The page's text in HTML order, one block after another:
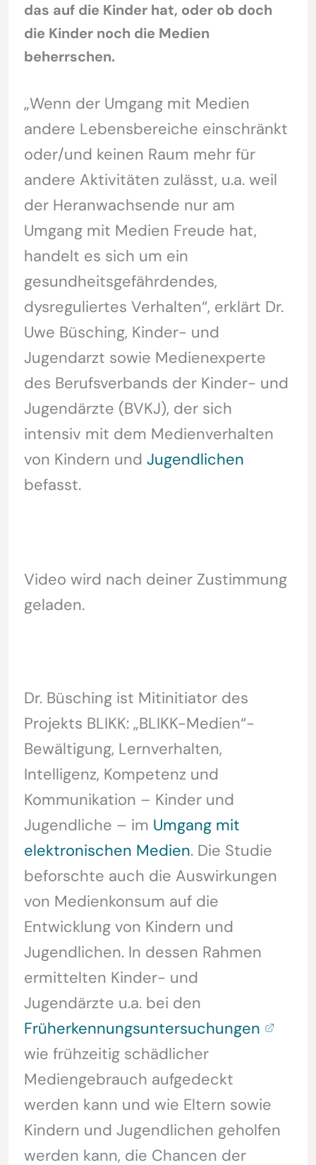
das auf die Kinder hat, oder ob doch
die Kinder noch die Medien
beherrschen.
„Wenn der Umgang mit Medien
andere Lebensbereiche einschränkt
oder/und keinen Raum mehr für
andere Aktivitäten zulässt, u.a. weil
der Heranwachsende nur am
Umgang mit Medien Freude hat,
handelt es sich um ein
gesundheitsgefährdendes,
dysreguliertes Verhalten“, erklärt Dr.
Uwe Büsching, Kinder- und
Jugendarzt sowie Medienexperte
des Berufsverbands der Kinder- und
Jugendärzte (BVKJ), der sich
intensiv mit dem Medienverhalten
von Kindern und Jugendlichen
befasst.
Video wird nach deiner Zustimmung
geladen.
Dr. Büsching ist Mitinitiator des
Projekts BLIKK: „BLIKK-Medien“-
Bewältigung, Lernverhalten,
Intelligenz, Kompetenz und
Kommunikation – Kinder und
Jugendliche – im Umgang mit
elektronischen Medien. Die Studie
beforschte auch die Auswirkungen
von Medienkonsum auf die
Entwicklung von Kindern und
Jugendlichen. In dessen Rahmen
ermittelten Kinder- und
Jugendärzte u.a. bei den
Früherkennungsuntersuchungen
wie frühzeitig schädlicher
Mediengebrauch aufgedeckt
werden kann und wie Eltern sowie
Kindern und Jugendlichen geholfen
werden kann, die Chancen der